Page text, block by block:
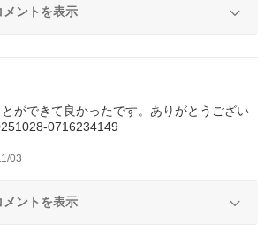
メントを表示
ができて良かったです。ありがとうござい
0716234149
03
メントを表示